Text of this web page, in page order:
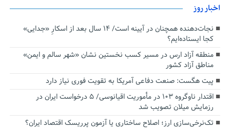
اخبار روز
نجات‌دهنده‌ همچنان در آیینه است/ ۱۴ سال بعد از اسکارِ «جدایی»
کجا ایستاده‌ایم؟
منطقه آزاد ارس در مسیر کسب نخستین نشان «شهر سالم و ایمن»
مناطق آزاد کشور
پیت هگست: صنعت دفاعی آمریکا به تقویت فوری نیاز دارد
اقتدار ناوگروه ۱۰۳ در مأموریت‌ اقیانوسی/ ۵ درخواست ایران در
رزمایش میلان تصویب شد
تک‌نرخی‌سازی ارز؛ اصلاح ساختاری یا آزمون پرریسک اقتصاد ایران؟